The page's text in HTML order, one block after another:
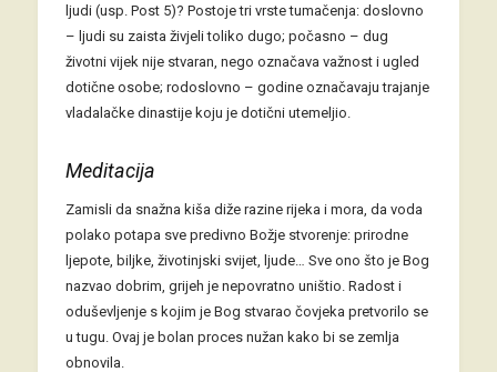
ljudi (usp. Post 5)? Postoje tri vrste tumačenja: doslovno
– ljudi su zaista živjeli toliko dugo; počasno – dug
životni vijek nije stvaran, nego označava važnost i ugled
dotične osobe; rodoslovno – godine označavaju trajanje
vladalačke dinastije koju je dotični utemeljio.
Meditacija
Zamisli da snažna kiša diže razine rijeka i mora, da voda
polako potapa sve predivno Božje stvorenje: prirodne
ljepote, biljke, životinjski svijet, ljude… Sve ono što je Bog
nazvao dobrim, grijeh je nepovratno uništio. Radost i
oduševljenje s kojim je Bog stvarao čovjeka pretvorilo se
u tugu. Ovaj je bolan proces nužan kako bi se zemlja
obnovila.